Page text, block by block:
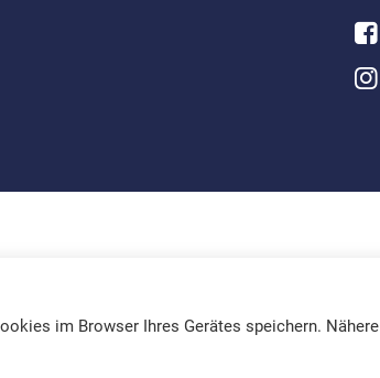
im Browser Ihres Gerätes speichern. Nähere